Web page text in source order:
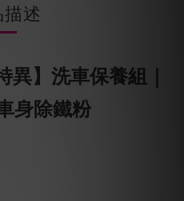
述
異】 洗車保養組｜
身除鐵粉